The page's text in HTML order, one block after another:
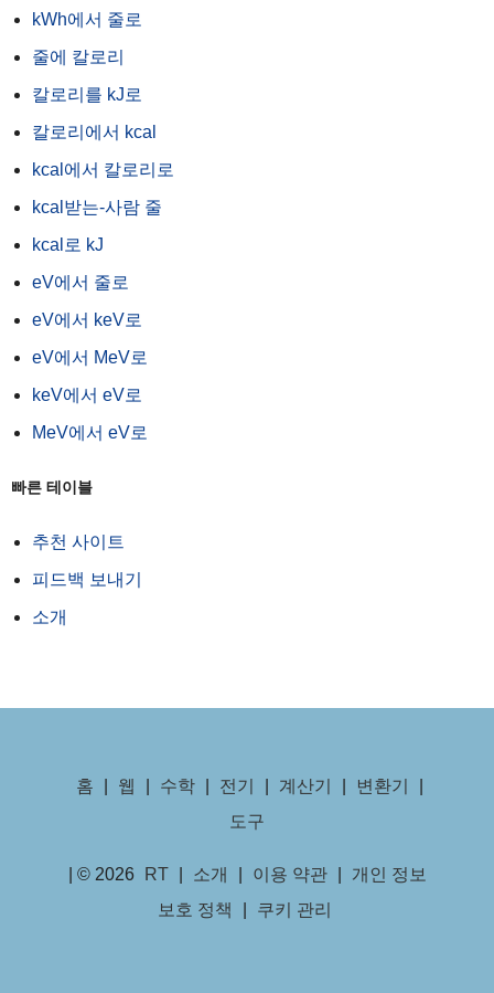
kWh에서 줄로
줄에 칼로리
칼로리를 kJ로
칼로리에서 kcal
kcal에서 칼로리로
kcal받는-사람 줄
kcal로 kJ
eV에서 줄로
eV에서 keV로
eV에서 MeV로
keV에서 eV로
MeV에서 eV로
빠른 테이블
추천 사이트
피드백 보내기
소개
홈 웹 수학 전기 계산기 변환기
도구
| © 2026 RT 소개 이용 약관
개인 정보
보호 정책
쿠키 관리